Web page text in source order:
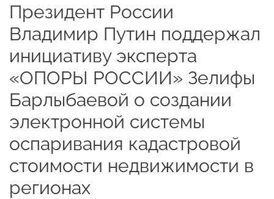
Президент России
Владимир Путин поддержал
инициативу эксперта
«ОПОРЫ РОССИИ» Зелифы
Барлыбаевой о создании
электронной системы
оспаривания кадастровой
стоимости недвижимости в
регионах